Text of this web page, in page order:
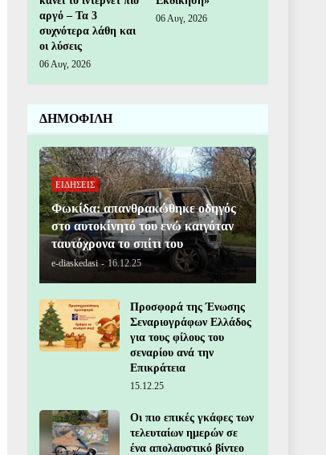
αργό – Τα 3
συχνότερα λάθη και
οι λύσεις
06 Αυγ, 2026
06 Αυγ, 2026
ΔΗΜΟΦΙΛΗ
ΕΙΔΗΣΕΙΣ
Φωκίδα: απανθρακώθηκε οδηγός
στο αυτοκίνητό του ενώ καιγόταν
ταυτόχρονα το σπίτι του
e-diaskedasi - 16.12.25
Προσφορά της Ένωσης
Σεναριογράφων Ελλάδος
για τους φίλους του
σεναρίου ανά την
Επικράτεια
15.12.25
Οι πιο επικές γκάφες των
τελευταίων ημερών σε
ένα απολαυστικό βίντεο